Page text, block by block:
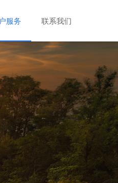
服务 联系我们